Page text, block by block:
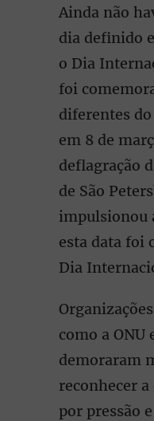
Ainda não
dia definido
o Dia
foi
diferentes
em 8 de
deflagração
de São
impulsionou
esta data foi
Dia
como a ONU
demoraram
reconhecer
por pressão